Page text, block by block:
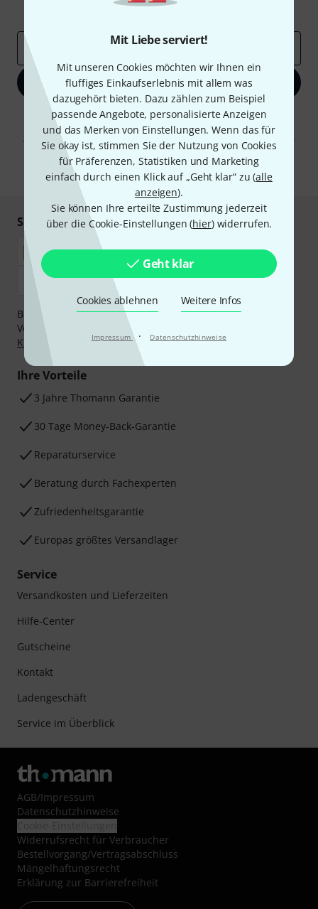
Mit Liebe serviert!
Mit unseren Cookies möchten wir Ihnen ein
fluffiges Einkaufserlebnis mit allem was
dazugehört bieten. Dazu zählen zum Beispiel
passende Angebote, personalisierte Anzeigen
und das Merken von Einstellungen. Wenn das für
Sie okay ist, stimmen Sie der Nutzung von Cookies
für Präferenzen, Statistiken und Marketing
einfach durch einen Klick auf „Geht klar“ zu (alle
anzeigen).
Sie können Ihre erteilte Zustimmung jederzeit
über die Cookie-Einstellungen (hier) widerrufen.
Geht klar
Cookies ablehnen Weitere Infos
Impressum · Datenschutzhinweise
E-Mail-Adresse
Jetzt anmelden
Mit Klick auf „Jetzt anmelden“ stimmen Sie dem Erhalt von E-Mail-
Werbung und einer Messung des E-Mail-Nutzungsverhaltens zu. Die
Abmeldung ist jederzeit möglich. Weitere Informationen finden Sie in
unserenDatenschutzhinweisen
* Pflichtfeld
Sicher einkaufen & bezahlen
Bezahlen Sie vertraulich und sicher per Nachnahme,
Vorkasse, PayPal, Amazon Pay,
Klarna Ratenzahlungoder Kreditkarte.
Ihre Vorteile
3 Jahre Thomann Garantie
30 Tage Money-Back-Garantie
Reparaturservice
Beratung durch Fachexperten
Zufriedenheitsgarantie
Europas größtes Versandlager
Service
Versandkosten und Lieferzeiten
Hilfe-Center
Gutscheine
Kontakt
Ladengeschäft
Service im Überblick
AGB/Impressum
Datenschutzhinweise
Widerrufsrecht für Verbraucher
Bestellvorgang/Vertragsabschluss
Mängelhaftungsrecht
Erklärung zur Barrierefreiheit